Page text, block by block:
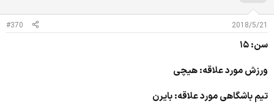
2018/5/21
#370
سن: ۱۵
ورزش مورد علاقه: هیچی
تیم باشگاهی مورد علاقه: بایرن